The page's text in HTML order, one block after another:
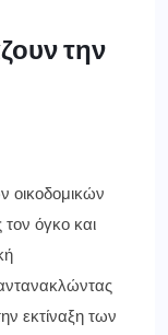
την
οικοδομικών
όγκο και
εκτίναξη των